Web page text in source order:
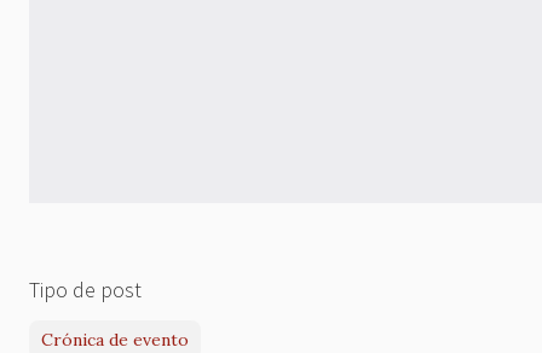
Tipo de post
Crónica de evento